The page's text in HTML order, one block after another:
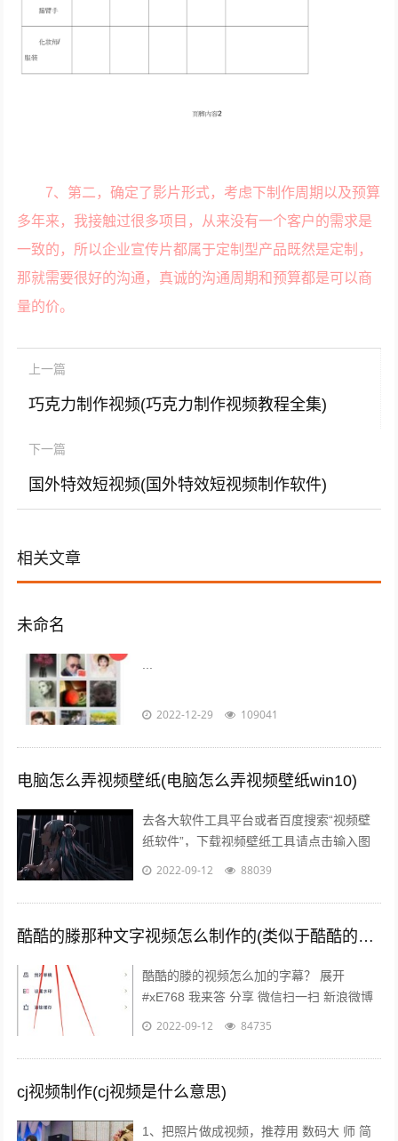
7、第二，确定了影片形式，考虑下制作周期以及预算
多年来，我接触过很多项目，从来没有一个客户的需求是
一致的，所以企业宣传片都属于定制型产品既然是定制，
那就需要很好的沟通，真诚的沟通周期和预算都是可以商
量的价。
上一篇
巧克力制作视频(巧克力制作视频教程全集)
下一篇
国外特效短视频(国外特效短视频制作软件)
相关文章
未命名
2022-12-29 109041
电脑怎么弄视频壁纸(电脑怎么弄视频壁纸win10)
去各大软件工具平台或者百度搜索“视频壁
纸软件”，下载视频壁纸工具请点击输入图
片描述 请点击输入图片描述 2 下载完成后
2022-09-12 88039
酷酷的滕那种文字视频怎么制作的(类似于酷酷的滕那种视频是怎么做的)
酷酷的滕的视频怎么加的字幕？ 展开
#xE768 我来答 分享 微信扫一扫 新浪微博
空间 举报 浏览30 次 可选中1个或多个下面
2022-09-12 84735
cj视频制作(cj视频是什么意思)
1、把照片做成视频，推荐用 数码大 师 简